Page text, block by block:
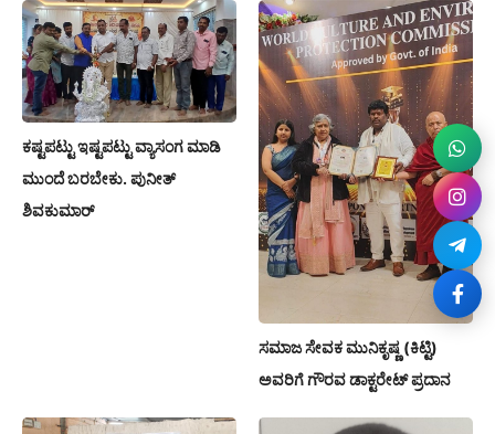
ಕಷ್ಟಪಟ್ಟು ಇಷ್ಟಪಟ್ಟು ವ್ಯಾಸಂಗ ಮಾಡಿ
ಮುಂದೆ ಬರಬೇಕು. ಪುನೀತ್
ಶಿವಕುಮಾರ್
ಸಮಾಜ ಸೇವಕ ಮುನಿಕೃಷ್ಣ (ಕಿಟ್ಟಿ)
ಅವರಿಗೆ ಗೌರವ ಡಾಕ್ಟರೇಟ್ ಪ್ರದಾನ